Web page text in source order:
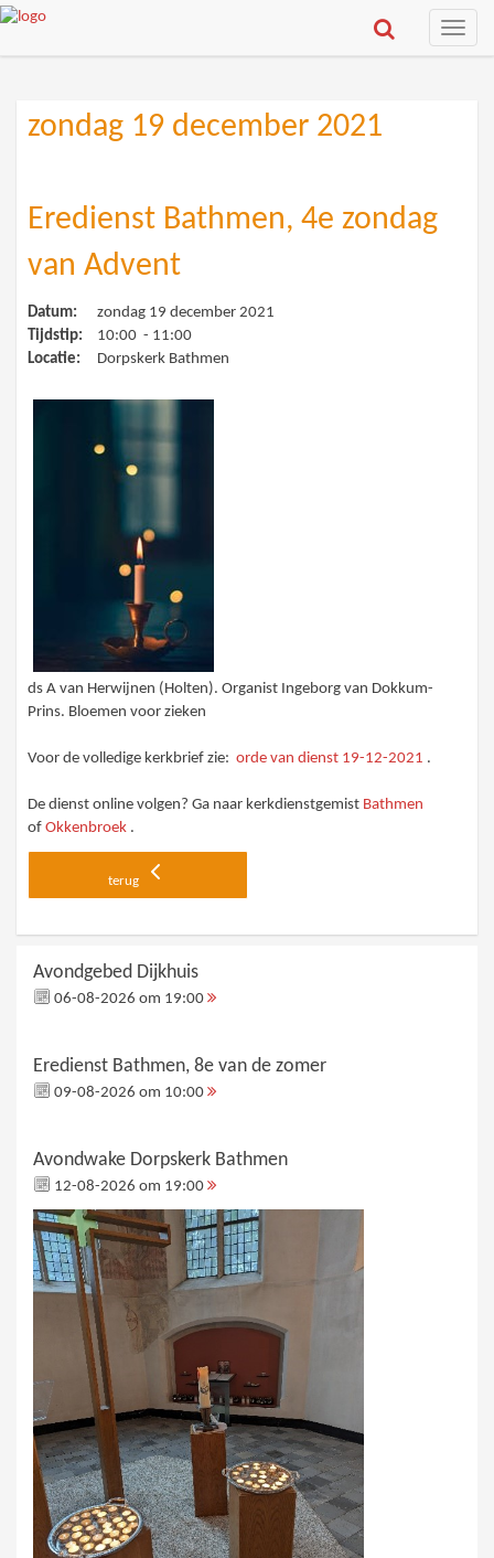
Toggle
zondag 19 december 2021
Eredienst Bathmen, 4e zondag
van Advent
Datum:
zondag 19 december 2021
Tijdstip:
10:00 - 11:00
Locatie:
Dorpskerk Bathmen
ds A van Herwijnen (Holten). Organist Ingeborg van Dokkum-
Prins. Bloemen voor zieken
Voor de volledige kerkbrief zie:orde van dienst 19-12-2021 .
De dienst online volgen? Ga naar kerkdienstgemist Bathmen
ofOkkenbroek .
terug
Avondgebed Dijkhuis
06-08-2026 om 19:00
Eredienst Bathmen, 8e van de zomer
09-08-2026 om 10:00
Avondwake Dorpskerk Bathmen
12-08-2026 om 19:00